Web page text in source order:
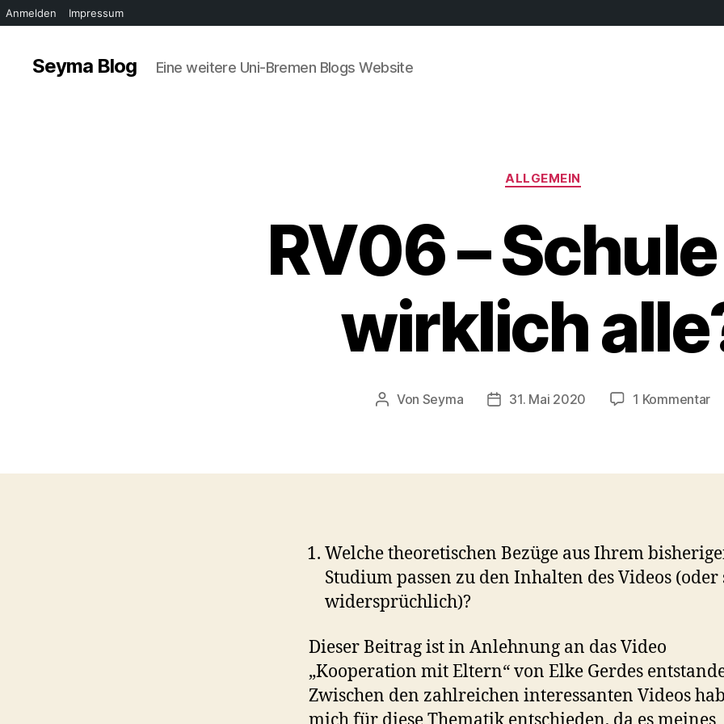
Anmelden
Impressum
Seyma Blog Eine weitere Uni-Bremen Blogs Website
Kategorien
ALLGEMEIN
RV06 –
wirklich
Beitragsautor
Von Seyma Veröffentlichungsdatum
31. Mai 2020 1 Kommentarzu
Welche theoretischen Bezüge aus Ihrem
Studium passen zu den Inhalten des Videos
widersprüchlich)?
Dieser Beitrag ist in Anlehnung an das Video
„Kooperation mit Eltern“ von Elke Gerdes e
Zwischen den zahlreichen interessanten Videos